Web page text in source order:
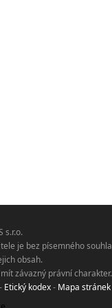
s.r.o.
je bez písemného
obsah.
závazný právní charakter.
- Etický kodex- Mapa stránek